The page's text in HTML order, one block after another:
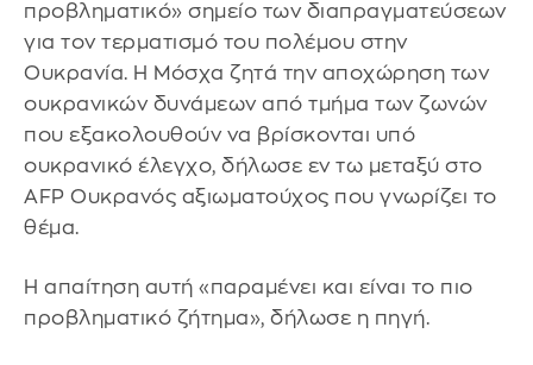
προβληματικό» σημείο των διαπραγματεύσεων
για τον τερματισμό του πολέμου στην
Ουκρανία. Η Μόσχα ζητά την αποχώρηση των
ουκρανικών δυνάμεων από τμήμα των ζωνών
που εξακολουθούν να βρίσκονται υπό
ουκρανικό έλεγχο, δήλωσε εν τω μεταξύ στο
AFP Ουκρανός αξιωματούχος που γνωρίζει το
θέμα.
Η απαίτηση αυτή «παραμένει και είναι το πιο
προβληματικό ζήτημα», δήλωσε η πηγή.